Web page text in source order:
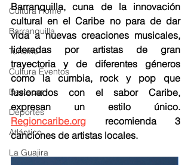
Cultura Home
Barranquilla
Turismo
Cultura Eventos
Destacar
Deportes
Atlántico
La Guajira
Barranquilla, cuna de la innovación
cultural en el Caribe no para de dar
vida a nuevas creaciones musicales,
lideradas por artistas de gran
trayectoria y de diferentes géneros
como la cumbia, rock y pop que
fusionados con el sabor Caribe,
Regioncaribe.org recomienda 3
canciones de artistas locales.